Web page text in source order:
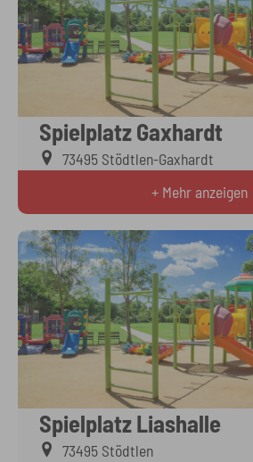
Spielplatz Gaxhardt
73495 Stödtlen-Gaxhardt
+ Mehr anzeigen
Spielplatz Liashalle
73495 Stödtlen